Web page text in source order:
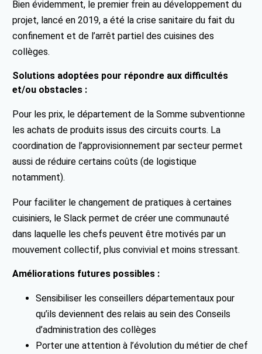
Bien évidemment, le premier frein au développement du
projet, lancé en 2019, a été la crise sanitaire du fait du
confinement et de l’arrêt partiel des cuisines des
collèges.
Solutions adoptées pour répondre aux difficultés
et/ou obstacles :
Pour les prix, le département de la Somme subventionne
les achats de produits issus des circuits courts. La
coordination de l’approvisionnement par secteur permet
aussi de réduire certains coûts (de logistique
notamment).
Pour faciliter le changement de pratiques à certaines
cuisiniers, le Slack permet de créer une communauté
dans laquelle les chefs peuvent être motivés par un
mouvement collectif, plus convivial et moins stressant.
Améliorations futures possibles :
Sensibiliser les conseillers départementaux pour
qu’ils deviennent des relais au sein des Conseils
d’administration des collèges
Porter une attention à l’évolution du métier de chef